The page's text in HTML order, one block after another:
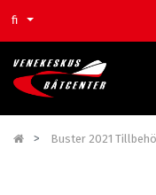
fi
Buster 2021